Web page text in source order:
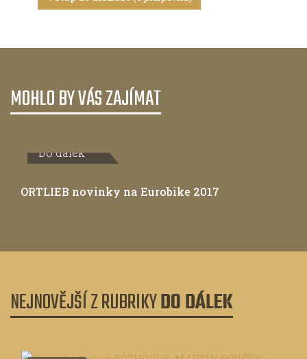
MOHLO BY VÁS ZAJÍMAT
Do dálek
ORTLIEB novinky na Eurobike 2017
NEJNOVĚJŠÍ Z RUBRIKYDO DÁLEK